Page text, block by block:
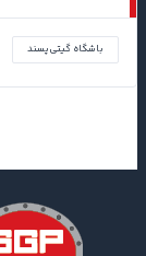
باشگاه گیتی‌پسند